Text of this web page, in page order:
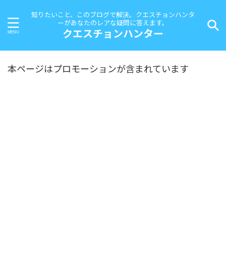
知りたいこと、このブログで解決。クエスチョンハンタ
ーがあなたのレアな疑問に答えます。
クエスチョンハンター
本ページはプロモーションが含まれています